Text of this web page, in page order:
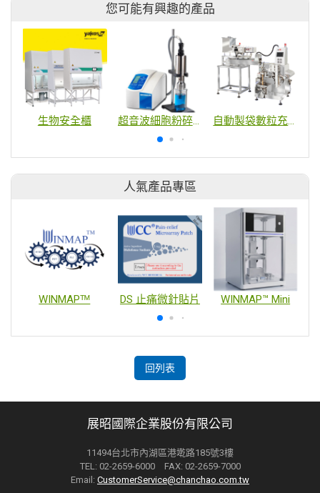
您可能有興趣的產品
生物安全櫃 超音波細胞粉碎機 自動製袋數粒充填包裝機
人氣產品專區
WINMAPᵀᴹ DS 止痛微針貼片 WINMAP™ Mini
回列表
展昭國際企業股份有限公司
11494台北市內湖區港墘路185號3樓
TEL: 02-2659-6000 FAX: 02-2659-7000
Email: CustomerService@chanchao.com.tw